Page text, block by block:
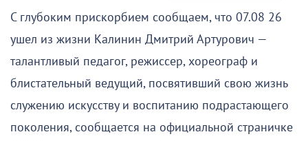
С глубоким прискорбием сообщаем, что 07.08 26
ушел из жизни Калинин Дмитрий Артурович —
талантливый педагог, режиссер, хореограф и
блистательный ведущий, посвятивший свою жизнь
служению искусству и воспитанию подрастающего
поколения, сообщается на официальной страничке